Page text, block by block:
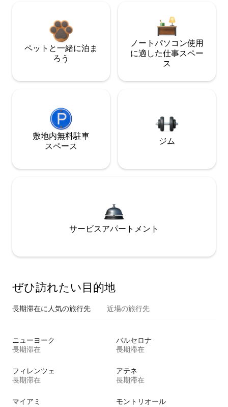
ペットと一緒に泊ま
ろう
ノートパソコン使用
に適した仕事スペー
ス
敷地内無料駐⁠車
ス⁠ペ⁠ー⁠ス
ジム
サービスアパートメント
ぜひ訪⁠れ⁠た⁠い目⁠的⁠地
長期滞在に人気の旅行先 近場の旅行先
ニューヨーク
長期滞在
バルセロナ
長期滞在
フィレンツェ
長期滞在
アテネ
長期滞在
マイアミ
モントリオール